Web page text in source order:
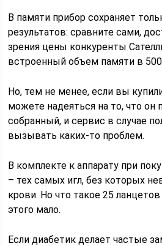
В памяти прибор сохраняет
результатов: сравните сами,
зрения цены конкуренты
встроенный объем памяти в
Но, тем не менее, если вы
можете надеяться на то, что он
собранный, и сервис в случае
вызывать каких-то проблем.
В комплекте к аппарату при
– тех самых игл, без которых
крови. Но что такое 25
этого мало.
Если диабетик делает частые